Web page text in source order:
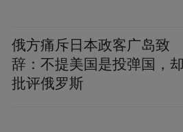
俄方痛斥日本政客广岛致
辞：不提美国是投弹国，却
批评俄罗斯